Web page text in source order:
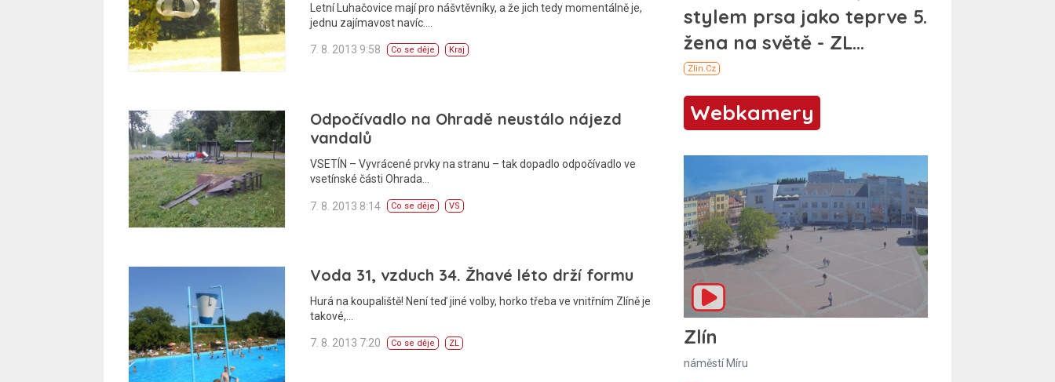
Letní Luhačovice mají pro nášvtěvníky, a že jich tedy momentálně je,
jednu zajímavost navíc.…
7. 8. 2013 9:58 Co se děje Kraj
Odpočívadlo na Ohradě neustálo nájezd
vandalů
VSETÍN – Vyvrácené prvky na stranu – tak dopadlo odpočívadlo ve
vsetínské části Ohrada…
7. 8. 2013 8:14 Co se děje VS
Voda 31, vzduch 34. Žhavé léto drží formu
Hurá na koupaliště! Není teď jiné volby, horko třeba ve vnitřním Zlíně je
takové,…
7. 8. 2013 7:20 Co se děje ZL
Webkamery
Zlín
náměstí Míru